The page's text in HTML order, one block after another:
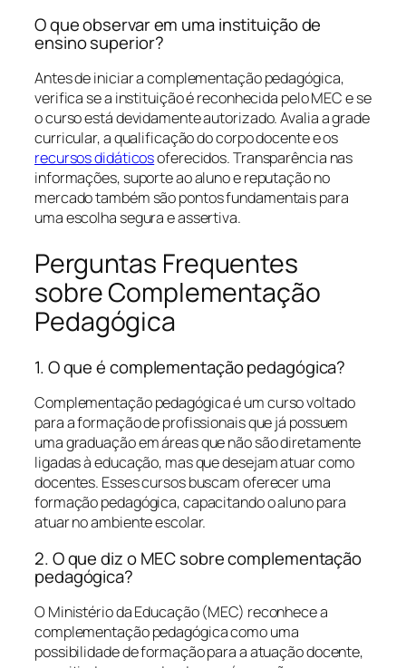
O que observar em uma instituição de
ensino superior?
Antes de iniciar a complementação pedagógica,
verifica se a instituição é reconhecida pelo MEC e se
o curso está devidamente autorizado. Avalia a grade
curricular, a qualificação do corpo docente e os
recursos didáticosoferecidos. Transparência nas
informações, suporte ao aluno e reputação no
mercado também são pontos fundamentais para
uma escolha segura e assertiva.
Perguntas Frequentes
sobre Complementação
Pedagógica
1. O que é complementação pedagógica?
Complementação pedagógica é um curso voltado
para a formação de profissionais que já possuem
uma graduação em áreas que não são diretamente
ligadas à educação, mas que desejam atuar como
docentes. Esses cursos buscam oferecer uma
formação pedagógica, capacitando o aluno para
atuar no ambiente escolar.
2. O que diz o MEC sobre complementação
pedagógica?
O Ministério da Educação (MEC) reconhece a
complementação pedagógica como uma
possibilidade de formação para a atuação docente,